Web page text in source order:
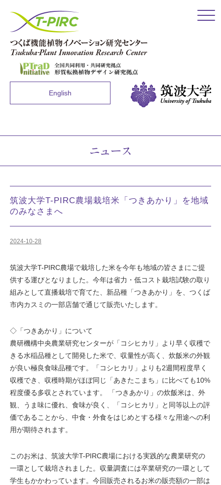
English
Click
ニュース
筑波大学T-PIRC農場栽培米「つきあかり」を地域
のみなさまへ
2024-10-28
筑波大学T-PIRC農場で栽培した米を今年も地域の皆さまにご提
供する運びとなりました。今年は省力・低コスト栽培試験の取り
組みとして直播栽培で育てた、新品種「つきあかり」を、つくば
市内カスミの一部店舗で通じて販売いたします。
◇「つきあかり」について
農研機構中央農業研究センターが「コシヒカリ」より早く収穫で
きる水稲品種として開発した米で、収量性が高く、炊飯米の外観
が良い極良食味品種です。「コシヒカリ」よりも2週間程度早く
収穫でき、収穫時期がほぼ同じ「あきたこまち」に比べても10%
程度優る多収とされています。 「つきあかり」の炊飯米は、外
観、うま味に優れ、食味が良く、「コシヒカリ」と同等以上の評
価であることから、中食・外食をはじめとする様々な用途への利
用が期待されます。
このお米は、筑波大学T-PIRC農場における実践的な農業研究の
一環として栽培されました。収量調査には卒業研究の一環として
学生もかかわっています。今回販売されるお米の販売額の一部は